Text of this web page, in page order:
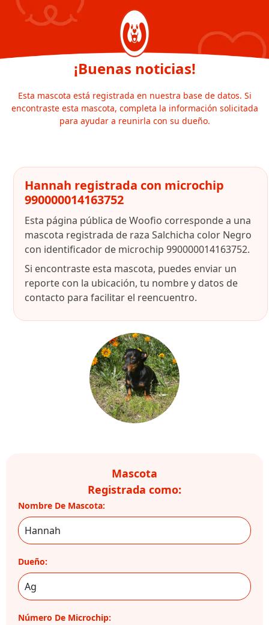
¡Buenas noticias!
Esta mascota está registrada en nuestra base de datos. Si
encontraste esta mascota, completa la información solicitada
para ayudar a reunirla con su dueño.
Hannah registrada con microchip
990000014163752
Esta página pública de Woofio corresponde a una
mascota registrada de raza Salchicha color Negro
con identificador de microchip 990000014163752.
Si encontraste esta mascota, puedes enviar un
reporte con la ubicación, tu nombre y datos de
contacto para facilitar el reencuentro.
Mascota
Registrada como:
Nombre De Mascota:
Dueño:
Número De Microchip: